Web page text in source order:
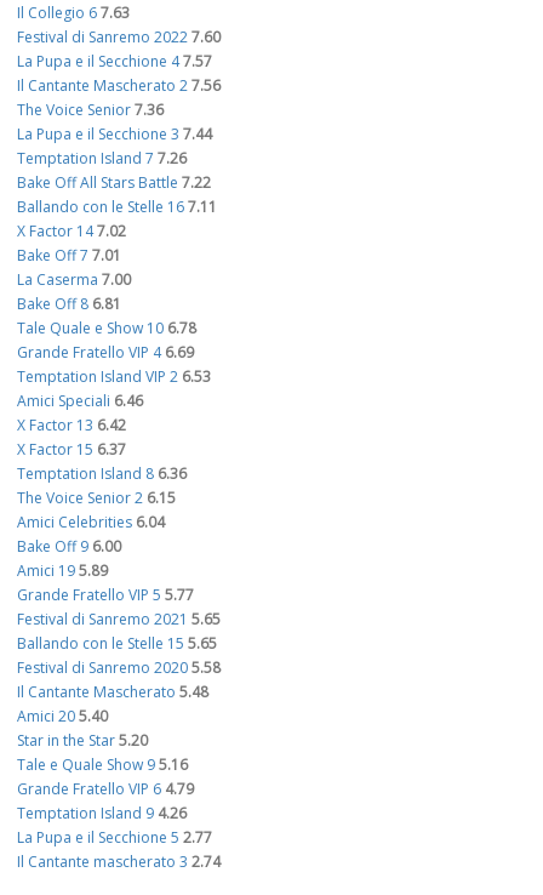
Il Collegio 67.63
Festival di Sanremo 20227.60
La Pupa e il Secchione 47.57
Il Cantante Mascherato 27.56
The Voice Senior7.36
La Pupa e il Secchione 3 7.44
Temptation Island 7 7.26
Bake Off All Stars Battle 7.22
Ballando con le Stelle 167.11
X Factor 147.02
Bake Off 7 7.01
La Caserma 7.00
Bake Off 8 6.81
Tale Quale e Show 10 6.78
Grande Fratello VIP 4 6.69
Temptation Island VIP 2 6.53
Amici Speciali 6.46
X Factor 13 6.42
X Factor 15 6.37
Temptation Island 8 6.36
The Voice Senior 2 6.15
Amici Celebrities 6.04
Bake Off 9 6.00
Amici 195.89
Grande Fratello VIP 5 5.77
Festival di Sanremo 2021 5.65
Ballando con le Stelle 15 5.65
Festival di Sanremo 20205.58
Il Cantante Mascherato 5.48
Amici 205.40
Star in the Star5.20
Tale e Quale Show 95.16
Grande Fratello VIP 6 4.79
Temptation Island 9 4.26
La Pupa e il Secchione 5 2.77
Il Cantante mascherato 3 2.74